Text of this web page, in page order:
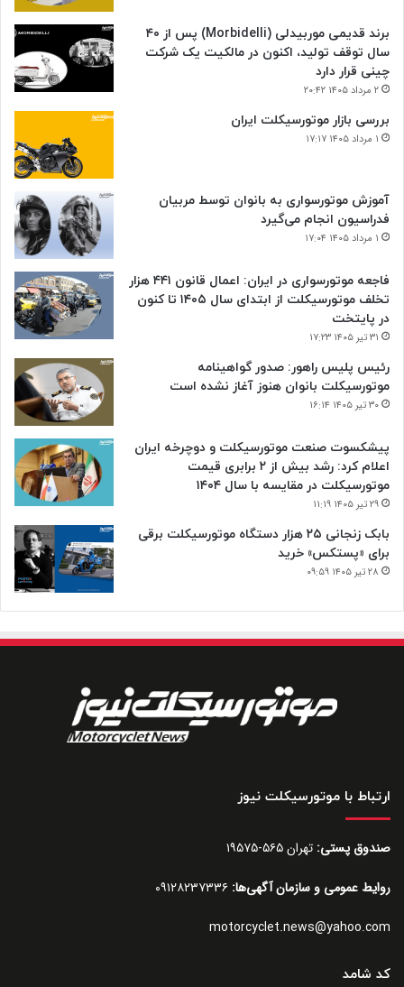
برند قدیمی موربیدلی (Morbidelli) پس از ۴۰
سال توقف تولید، اکنون در مالکیت یک شرکت
چینی قرار دارد
۲ مرداد ۱۴۰۵ ۲۰:۴۲
بررسی بازار موتورسیکلت ایران
۱ مرداد ۱۴۰۵ ۱۷:۱۷
آموزش موتورسواری به بانوان توسط مربیان
فدراسیون انجام می‌گیرد
۱ مرداد ۱۴۰۵ ۱۷:۰۴
فاجعه موتورسواری در ایران: اعمال قانون ۴۴۱ هزار
تخلف موتورسیکلت از ابتدای سال ۱۴۰۵ تا کنون
در پایتخت
۳۱ تیر ۱۴۰۵ ۱۷:۲۳
رئیس پلیس راهور: صدور گواهینامه
موتورسیکلت بانوان هنوز آغاز نشده است
۳۰ تیر ۱۴۰۵ ۱۶:۱۴
پیشکسوت صنعت موتورسیکلت و دوچرخه ایران
اعلام کرد: رشد بیش از ۲ برابری قیمت
موتورسیکلت در مقایسه با سال ۱۴۰۴
۲۹ تیر ۱۴۰۵ ۱۱:۱۹
بابک زنجانی ۲۵ هزار دستگاه موتورسیکلت برقی
برای «پستکس» خرید
۲۸ تیر ۱۴۰۵ ۰۹:۵۹
ارتباط با موتورسیکلت نیوز
صندوق پستی: تهران ۵۶۵-۱۹۵۷۵
روایط عمومی و سازمان آگهی‌ها:
motorcyclet.news@yahoo.com
کد شامد